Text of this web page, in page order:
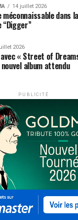
14 juillet 2026
méconnaissable dans
“Digger”
2026
« Street of
nouvel album attendu
PUBLICITÉ